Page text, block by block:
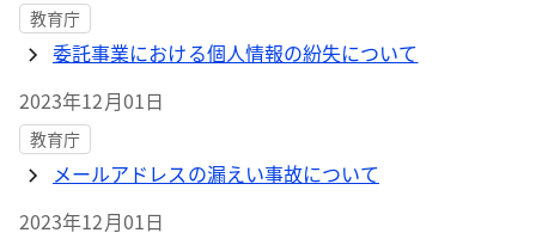
教育庁
委託事業における個人情報の紛失について
2023年12月01日
教育庁
メールアドレスの漏えい事故について
2023年12月01日